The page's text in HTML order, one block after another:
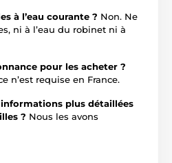
à l’eau courante ? Non. Ne
ni à l’eau du robinet ni à
pour les acheter ?
n’est requise en France.
plus détaillées
? Nous les avons